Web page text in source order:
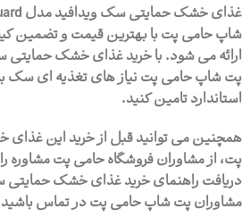
شاپ حامی پتبا بهترین قیمت و تضمین
پت شاپ حامی پت نیاز های تغذیه ای سگ
استاندارد تامین کنید.
همچنین می توانید قبل از خرید این
پت، از مشاوران فروشگاه حامی پت مشاوره
مشاوران پت شاپ حامی پت در تماس